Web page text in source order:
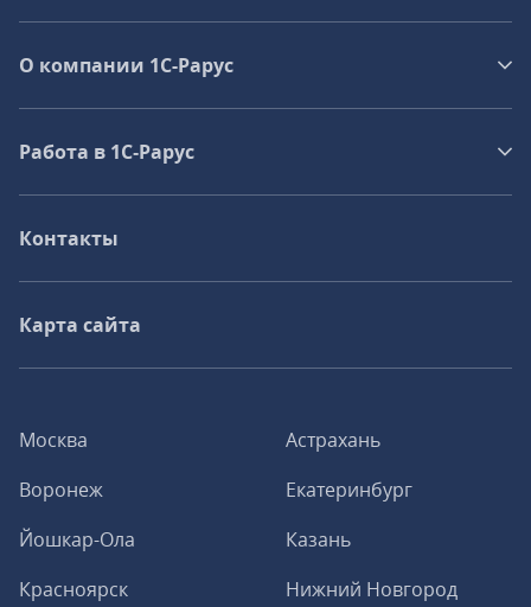
Москва
Астрахань
Воронеж
Екатеринбург
Йошкар-Ола
Казань
Красноярск
Нижний Новгород
О компании 1C-Рарус
Работа в 1С‑Рарус
Контакты
Карта сайта